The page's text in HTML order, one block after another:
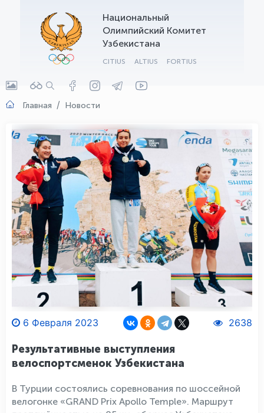
Национальный
Олимпийский Комитет
Узбекистана
CITIUS ALTIUS FORTIUS
Главная Новости
6 Февраля 2023 2638
Результативные выступления
велоспортсменок Узбекистана
В Турции состоялись соревнования по шоссейной
велогонке «GRAND Prix Apollo Temple». Маршрут
OLYMPCHIK AI - yordamchi
Онлайн · olympic.uz